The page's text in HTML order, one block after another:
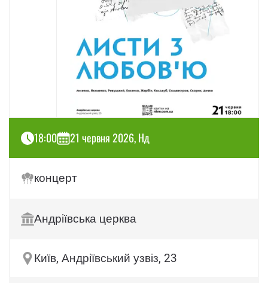
18:00 21 червня 2026, Нд
концерт
Андріївська церква
Київ, Андріївський узвіз, 23